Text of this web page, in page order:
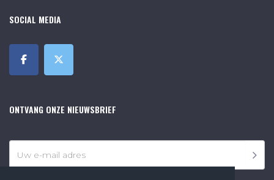
SOCIAL MEDIA
ONTVANG ONZE NIEUWSBRIEF